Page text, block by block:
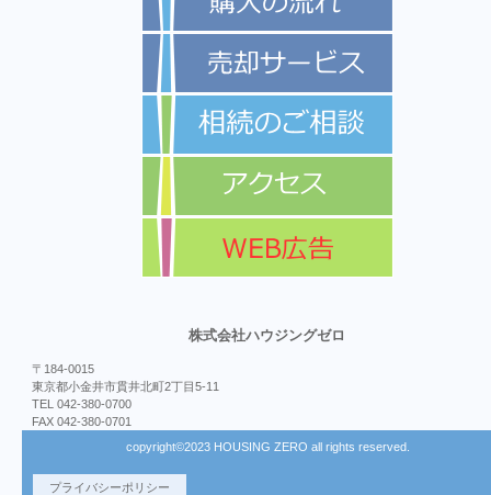
株式会社ハウジングゼロ
〒184-0015
東京都小金井市貫井北町2丁目5-11
TEL 042-380-0700
FAX 042-380-0701
copyright©2023 HOUSING ZERO all rights reserved.
プライバシーポリシー